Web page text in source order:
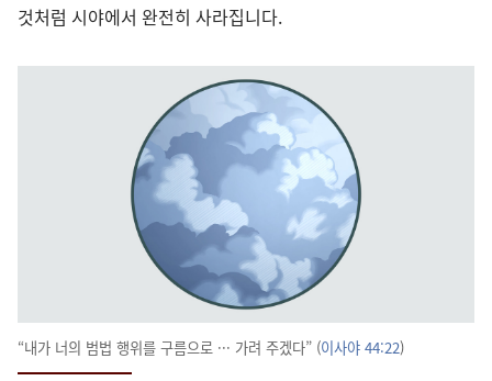
것처럼 시야에서 완전히 사라집니다.
“내가 너의 범법 행위를 구름으로 ··· 가려 주겠다” (이사야 44:22)